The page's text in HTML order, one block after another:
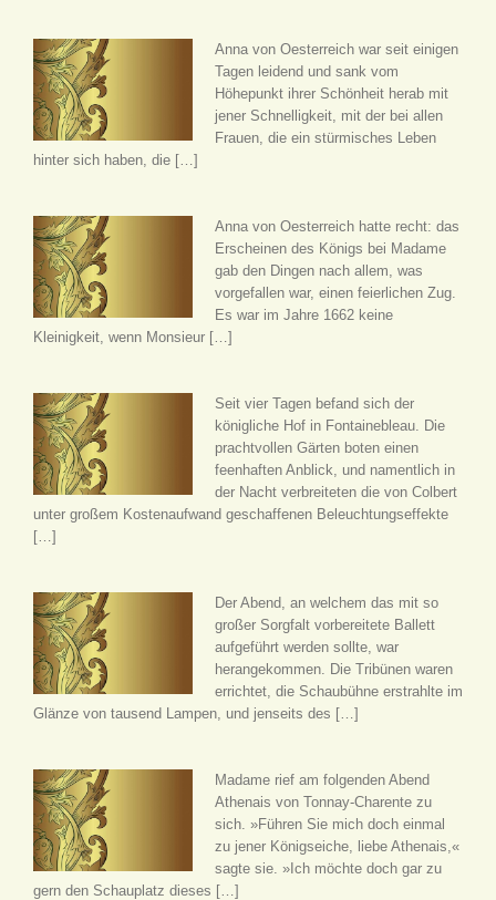
Anna von Oesterreich war seit einigen
Tagen leidend und sank vom
Höhepunkt ihrer Schönheit herab mit
jener Schnelligkeit, mit der bei allen
Frauen, die ein stürmisches Leben
hinter sich haben, die […]
Anna von Oesterreich hatte recht: das
Erscheinen des Königs bei Madame
gab den Dingen nach allem, was
vorgefallen war, einen feierlichen Zug.
Es war im Jahre 1662 keine
Kleinigkeit, wenn Monsieur […]
Seit vier Tagen befand sich der
königliche Hof in Fontainebleau. Die
prachtvollen Gärten boten einen
feenhaften Anblick, und namentlich in
der Nacht verbreiteten die von Colbert
unter großem Kostenaufwand geschaffenen Beleuchtungseffekte
[…]
Der Abend, an welchem das mit so
großer Sorgfalt vorbereitete Ballett
aufgeführt werden sollte, war
herangekommen. Die Tribünen waren
errichtet, die Schaubühne erstrahlte im
Glänze von tausend Lampen, und jenseits des […]
Madame rief am folgenden Abend
Athenais von Tonnay-Charente zu
sich. »Führen Sie mich doch einmal
zu jener Königseiche, liebe Athenais,«
sagte sie. »Ich möchte doch gar zu
gern den Schauplatz dieses […]